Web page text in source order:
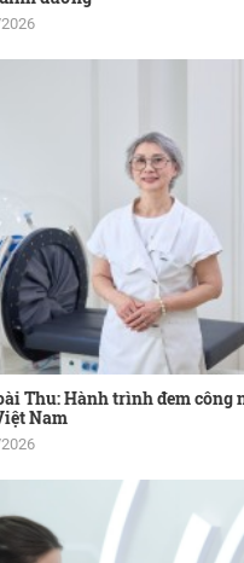
Thu: Hành trình đem công
Nam